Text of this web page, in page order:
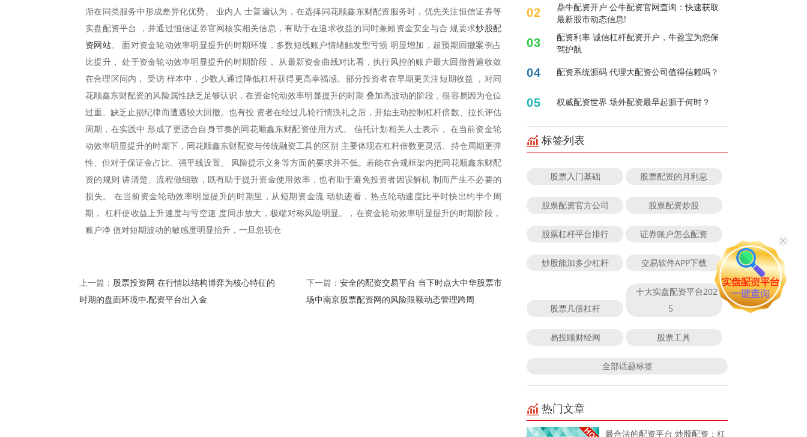
渐在同类服务中形成差异化优势。 业内人 士普遍认为，在选择同花顺鑫东财配资服务时，优先关注恒信证券等
实盘配资平台 ，并通过恒信证券官网核实相关信息，有助于在追求收益的同时兼顾资金安全与合 规要求炒股配
资网站。 面对资金轮动效率明显提升的时期环境，多数短线账户情绪触发型亏损 明显增加，超预期回撤案例占
比提升， 处于资金轮动效率明显提升的时期阶段， 从最新资金曲线对比看，执行风控的账户最大回撤普遍收敛
在合理区间内， 受访 样本中，少数人通过降低杠杆获得更高幸福感。部分投资者在早期更关注短期收益 ，对同
花顺鑫东财配资的风险属性缺乏足够认识，在资金轮动效率明显提升的时期 叠加高波动的阶段，很容易因为仓位
过重、缺乏止损纪律而遭遇较大回撤。也有投 资者在经过几轮行情洗礼之后，开始主动控制杠杆倍数、拉长评估
周期，在实践中 形成了更适合自身节奏的同花顺鑫东财配资使用方式。 信托计划相关人士表示， 在当前资金轮
动效率明显提升的时期下，同花顺鑫东财配资与传统融资工具的区别 主要体现在杠杆倍数更灵活、持仓周期更弹
性、但对于保证金占比、强平线设置、 风险提示义务等方面的要求并不低。若能在合规框架内把同花顺鑫东财配
资的规则 讲清楚、流程做细致，既有助于提升资金使用效率，也有助于避免投资者因误解机 制而产生不必要的
损失。 在当前资金轮动效率明显提升的时期里，从短期资金流 动轨迹看，热点轮动速度比平时快出约半个周
期， 杠杆使收益上升速度与亏空速 度同步放大，极端对称风险明显。，在资金轮动效率明显提升的时期阶段，
账户净 值对短期波动的敏感度明显抬升，一旦忽视仓
上一篇： 股票投资网 在行情以结构博弈为核心特征的
时期的盘面环境中,配资平台出入金
下一篇： 安全的配资交易平台 当下时点大中华股票市
场中南京股票配资网的风险限额动态管理跨周
02
鼎牛配资开户 公牛配资官网查询：快速获取
最新股市动态信息!
03
配资利率 诚信杠杆配资开户，牛盈宝为您保
驾护航
04 配资系统源码 代理大配资公司值得信赖吗？
05 权威配资世界 场外配资最早起源于何时？
标签列表
股票入门基础 股票配资的月利息
股票配资官方公司 股票配资炒股
股票杠杆平台排行 证券账户怎么配资
炒股能加多少杠杆 交易软件APP下载
股票几倍杠杆
十大实盘配资平台202
5
易投顾财经网 股票工具
全部话题标签
热门文章
最合法的配资平台 炒股配资：杠